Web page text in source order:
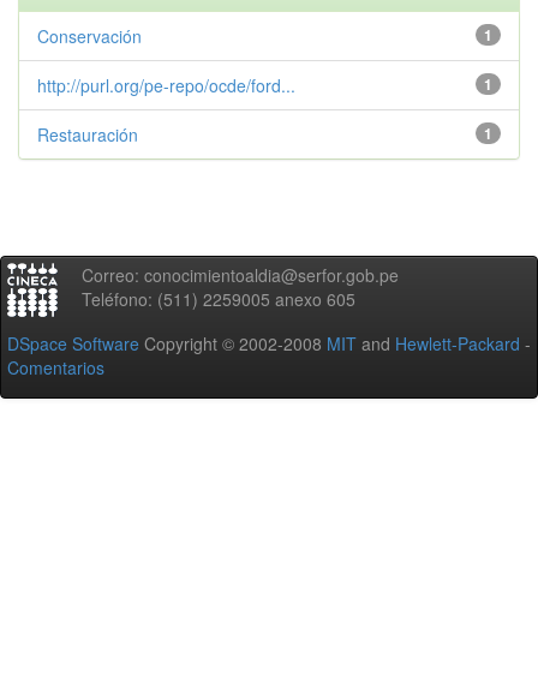
1
Conservación
1
http://purl.org/pe-repo/ocde/ford...
1
Restauración
Correo: conocimientoaldia@serfor.gob.pe
Teléfono: (511) 2259005 anexo 605
DSpace Software Copyright © 2002-2008 MIT and Hewlett-Packard -
Comentarios